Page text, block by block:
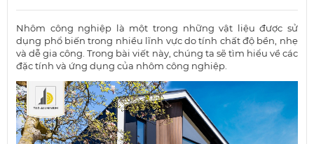
Nhôm công nghiệp là một trong những vật liệu được sử
dụng phổ biến trong nhiều lĩnh vực do tính chất độ bền, nhẹ
và dễ gia công. Trong bài viết này, chúng ta sẽ tìm hiểu về các
đặc tính và ứng dụng của nhôm công nghiệp.